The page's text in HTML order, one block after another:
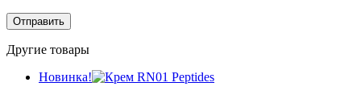
Другие товары
Новинка!